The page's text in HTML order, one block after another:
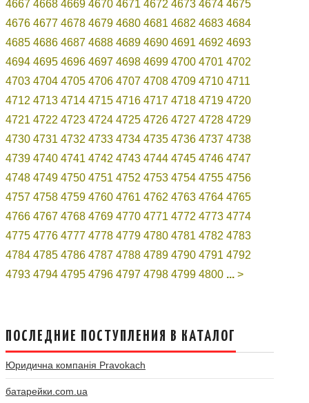
4667 4668 4669 4670 4671 4672 4673 4674 4675
4676 4677 4678 4679 4680 4681 4682 4683 4684
4685 4686 4687 4688 4689 4690 4691 4692 4693
4694 4695 4696 4697 4698 4699 4700 4701 4702
4703 4704 4705 4706 4707 4708 4709 4710 4711
4712 4713 4714 4715 4716 4717 4718 4719 4720
4721 4722 4723 4724 4725 4726 4727 4728 4729
4730 4731 4732 4733 4734 4735 4736 4737 4738
4739 4740 4741 4742 4743 4744 4745 4746 4747
4748 4749 4750 4751 4752 4753 4754 4755 4756
4757 4758 4759 4760 4761 4762 4763 4764 4765
4766 4767 4768 4769 4770 4771 4772 4773 4774
4775 4776 4777 4778 4779 4780 4781 4782 4783
4784 4785 4786 4787 4788 4789 4790 4791 4792
4793 4794 4795 4796 4797 4798 4799 4800 ... >
ПОСЛЕДНИЕ ПОСТУПЛЕНИЯ В КАТАЛОГ
Юридична компанія Pravokach
батарейки.com.ua